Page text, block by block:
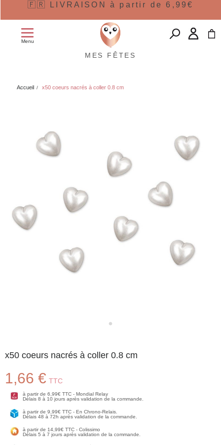
🇫🇷 LIVRAISON à partir de 6,99€
Menu
MES FÊTES
Accueil x50 coeurs nacrés à coller 0.8 cm
x50 coeurs nacrés à coller 0.8 cm
1,66 € TTC
à partir de 6,99€ TTC - Mondial Relay
Délais 8 à 10 jours après validation de la commande.
à partir de 9,99€ TTC - En Chrono-Relais.
Délais 48 à 72h après validation de la commande.
à partir de 14,99€ TTC - Colissimo
Délais 5 à 7 jours après validation de la commande.